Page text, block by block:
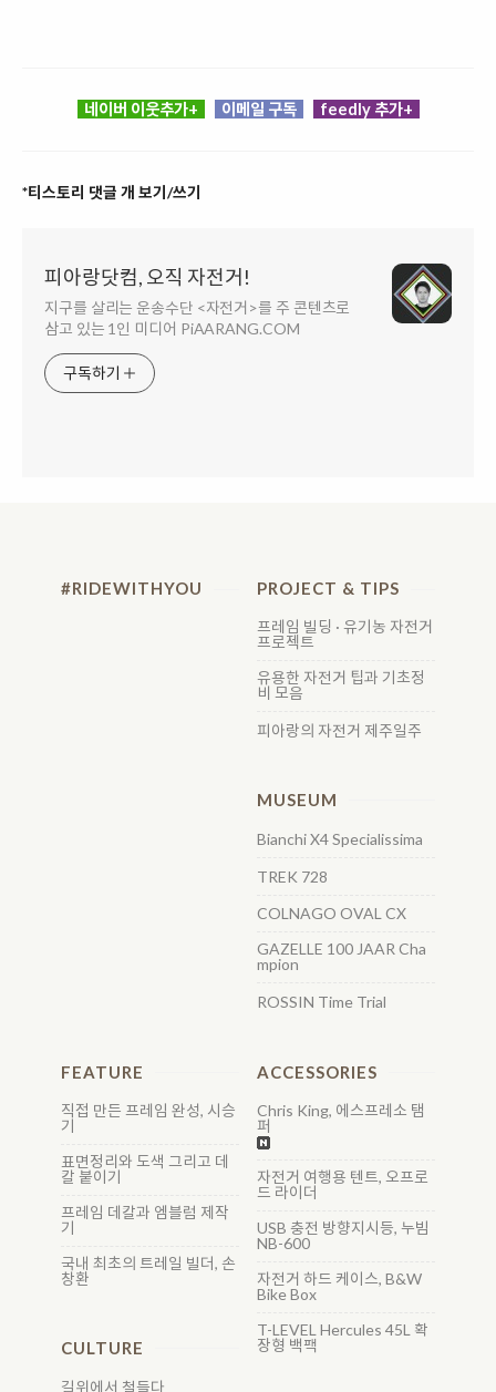
네이버 이웃추가+ 이메일 구독 feedly 추가+
*티스토리 댓글 개 보기/쓰기
피아랑닷컴, 오직 자전거!
지구를 살리는 운송수단 <자전거>를 주 콘텐츠로
삼고 있는 1인 미디어 PiAARANG.COM
구독하기
#RIDEWITHYOU PROJECT & TIPS
프레임 빌딩 · 유기농 자전거
프로젝트
유용한 자전거 팁과 기초정
비 모음
피아랑의 자전거 제주일주
MUSEUM
Bianchi X4 Specialissima
TREK 728
COLNAGO OVAL CX
GAZELLE 100 JAAR Cha
mpion
ROSSIN Time Trial
FEATURE
직접 만든 프레임 완성, 시승
기
표면정리와 도색 그리고 데
칼 붙이기
프레임 데칼과 엠블럼 제작
기
국내 최초의 트레일 빌더, 손
창환
CULTURE
길위에서 철들다
ACCESSORIES
Chris King, 에스프레소 탬
퍼
자전거 여행용 텐트, 오프로
드 라이더
USB 충전 방향지시등, 누빔
NB-600
자전거 하드 케이스, B&W
Bike Box
T-LEVEL Hercules 45L 확
장형 백팩